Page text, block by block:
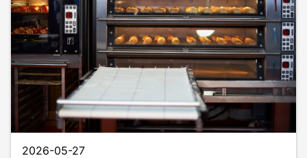
Ln{360°}
Insighta{360°}
BLS
數據中台
數據無塵室
活動＆研討會
English
Tiếng Việt
2026-05-27